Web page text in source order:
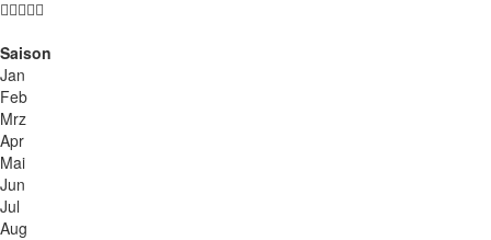
Saison
Jan
Feb
Mrz
Apr
Mai
Jun
Jul
Aug